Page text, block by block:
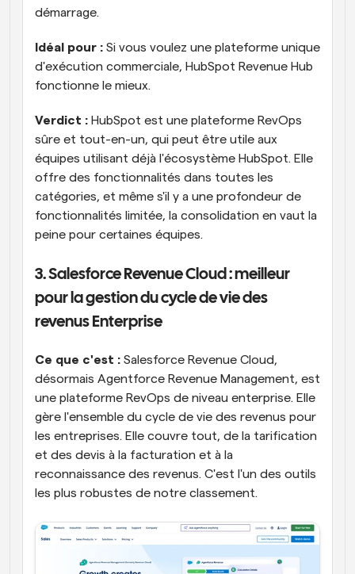
démarrage.
Idéal pour : Si vous voulez une plateforme unique
d'exécution commerciale, HubSpot Revenue Hub
fonctionne le mieux.
Verdict : HubSpot est une plateforme RevOps
sûre et tout-en-un, qui peut être utile aux
équipes utilisant déjà l'écosystème HubSpot. Elle
offre des fonctionnalités dans toutes les
catégories, et même s'il y a une profondeur de
fonctionnalités limitée, la consolidation en vaut la
peine pour certaines équipes.
3. Salesforce Revenue Cloud : meilleur
pour la gestion du cycle de vie des
revenus Enterprise
Ce que c'est : Salesforce Revenue Cloud,
désormais Agentforce Revenue Management, est
une plateforme RevOps de niveau enterprise. Elle
gère l'ensemble du cycle de vie des revenus pour
les entreprises. Elle couvre tout, de la tarification
et des devis à la facturation et à la
reconnaissance des revenus. C'est l'un des outils
les plus robustes de notre classement.